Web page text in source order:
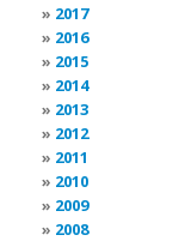
2017
2016
2015
2014
2013
2012
2011
2010
2009
2008